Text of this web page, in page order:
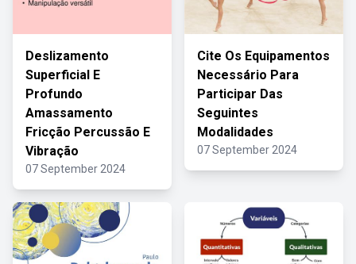
Deslizamento
Superficial E
Profundo
Amassamento
Fricção Percussão E
Vibração
07 September 2024
Cite Os Equipamentos
Necessário Para
Participar Das
Seguintes
Modalidades
07 September 2024